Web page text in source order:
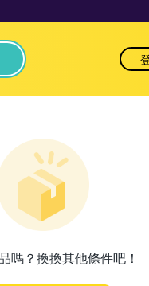
嗎？換換其他條件吧！